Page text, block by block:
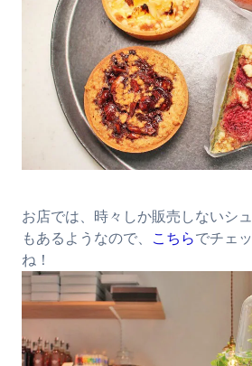
お店では、時々しか販売しないシ
もあるようなので、
こちらでチェ
ね！